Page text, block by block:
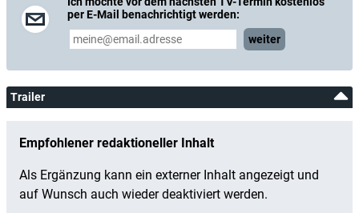
per E-Mail benachrichtigt werden:
weiter
Trailer